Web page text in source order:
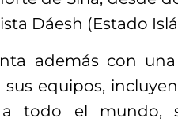
Dáesh (Estado
además con
equipos,
a todo el mundo,